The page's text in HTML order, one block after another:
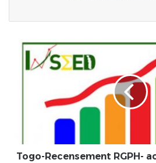
Togo-
Recensement
RGPH-
pour
troisTogo-Recensement RGPH-